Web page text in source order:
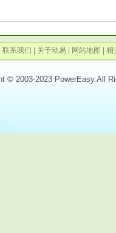
联系我们 关于动易 网站地图 相
© 2003-2023 PowerEasy.All